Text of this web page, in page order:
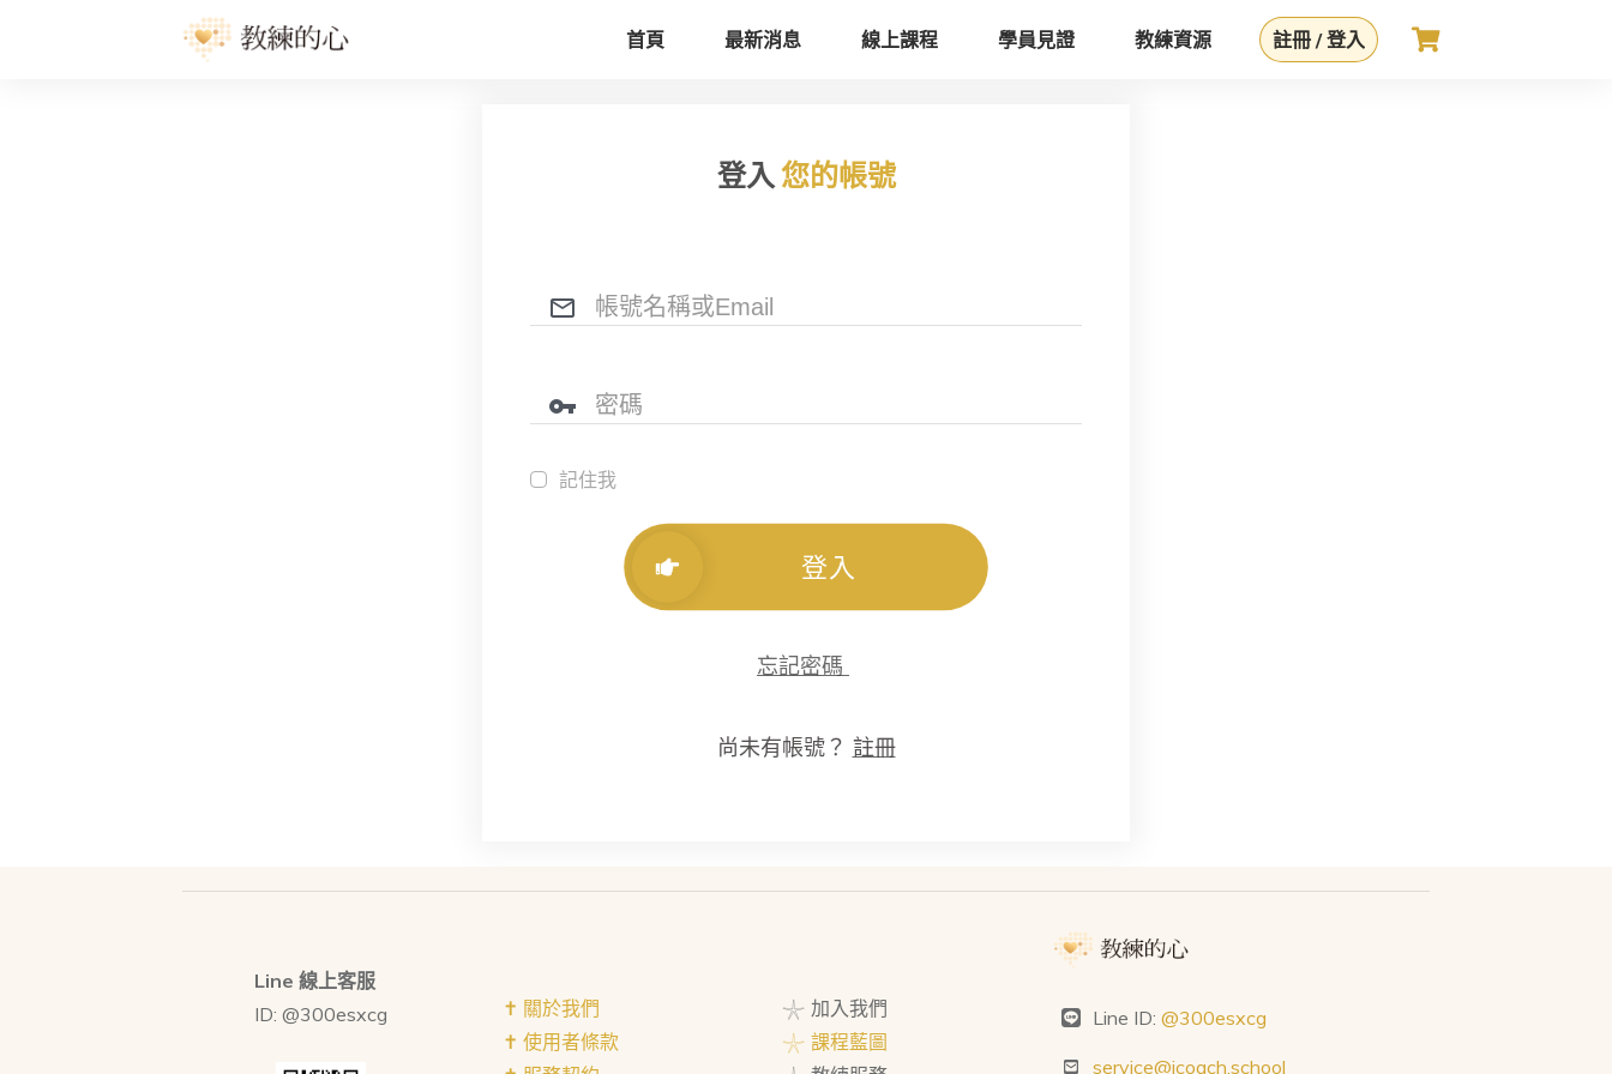
首頁 最新消息 線上課程 學員見證 教練資源 註冊 / 登入
登入您的帳號
記住我
登入
忘記密碼
尚未有帳號？ 註冊
Line 線上客服
ID: @300esxcg
✝︎ 關於我們
✝︎ 使用者條款
𓇼 加入我們
𓇼 課程藍圖
Line ID:@300esxcg
service@icoach.school